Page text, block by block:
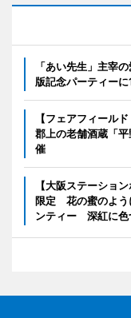
「あい先生」主宰
版記念パーティー
【フェアフィール
郡上の老舗酒蔵「
催
【大阪ステーショ
限定 花の蜜のよう
ンティー 深紅に色